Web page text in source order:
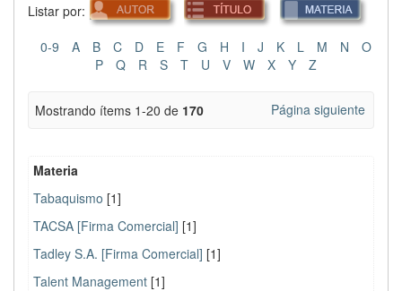
Listar por:
0-9 A B C D E F G H I J K L M N
O
P
Q R S T U V W X Y Z
Mostrando ítems 1-20 de 170 Página siguiente
Materia
Tabaquismo [1]
TACSA [Firma Comercial] [1]
Tadley S.A. [Firma Comercial] [1]
Talent Management [1]